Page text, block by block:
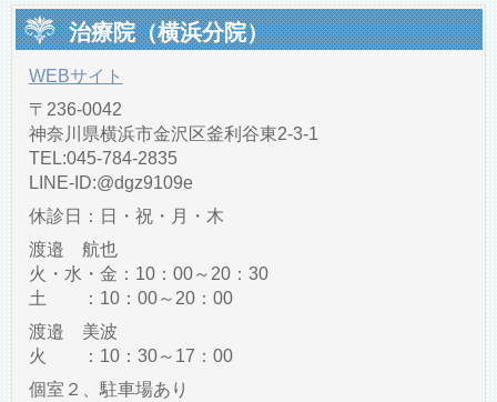
治療院（横浜分院）
WEBサイト
〒236-0042
神奈川県横浜市金沢区釜利谷東2-3-1
TEL:045-784-2835
LINE‐ID:@dgz9109e
休診日：日・祝・月・木
渡邉 航也
火・水・金：10：00～20：30
土 ：10：00～20：00
渡邉 美波
火 ：10：30～17：00
個室２、駐車場あり